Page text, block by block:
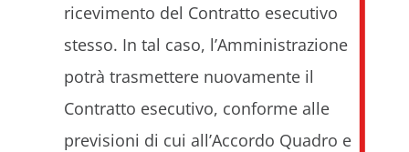
ricevimento del Contratto esecutivo
stesso. In tal caso, l’Amministrazione
potrà trasmettere nuovamente il
Contratto esecutivo, conforme alle
previsioni di cui all’Accordo Quadro e